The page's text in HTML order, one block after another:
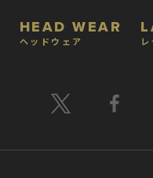
HEAD WEAR
ヘッドウェア